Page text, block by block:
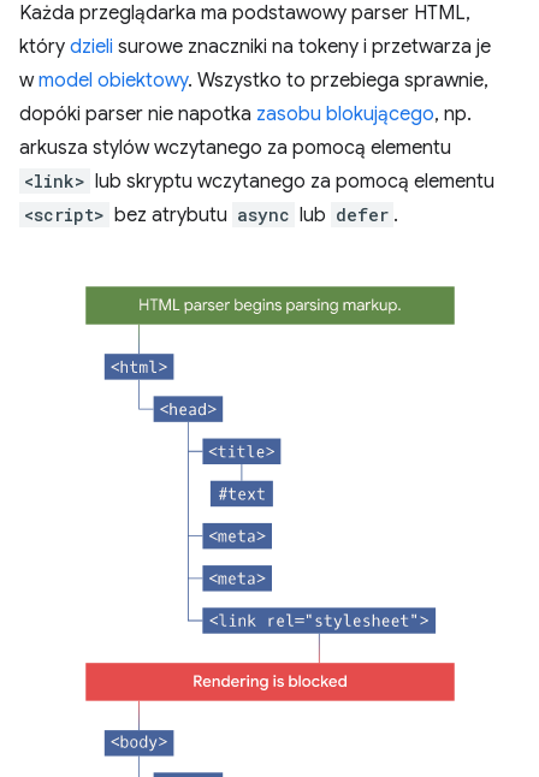
Każda przeglądarka ma podstawowy parser HTML,
który dzieli surowe znaczniki na tokeny i przetwarza je
wmodel obiektowy. Wszystko to przebiega sprawnie,
dopóki parser nie napotka zasobu blokującego, np.
arkusza stylów wczytanego za pomocą elementu
<link> lub skryptu wczytanego za pomocą elementu
<script> bez atrybutu async lub defer .